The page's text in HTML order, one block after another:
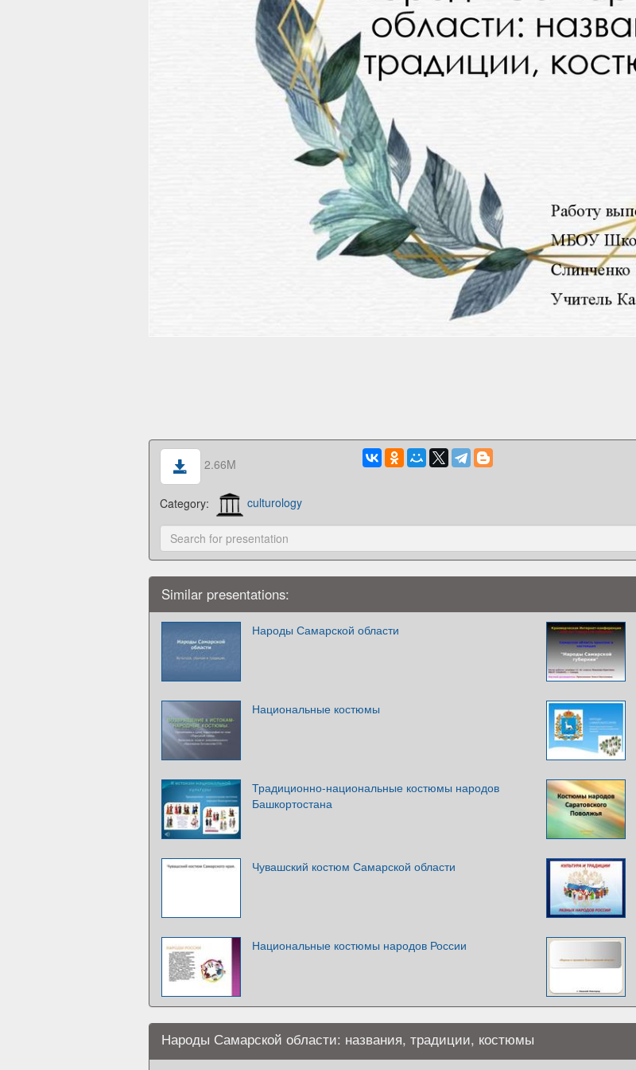
2.66M
Category: culturology
Similar presentations:
Народы Самарской области
Национальные костюмы
Традиционно-национальные костюмы народов
Башкортостана
Чувашский костюм Самарской области
Национальные костюмы народов России
Народы Самарской области: названия, традиции, костюмы